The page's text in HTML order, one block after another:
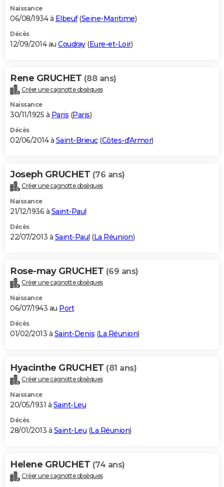
Naissance
06/08/1934 à Elbeuf(Seine-Maritime)
Décès
12/09/2014 au Coudray(Eure-et-Loir)
Rene GRUCHET (88 ans)
Créer une cagnotte obsèques
Naissance
30/11/1925 à Paris (Paris)
Décès
02/06/2014 à Saint-Brieuc(Côtes-d'Armor)
Joseph GRUCHET (76 ans)
Créer une cagnotte obsèques
Naissance
21/12/1936 à Saint-Paul
Décès
22/07/2013 à Saint-Paul (La Réunion)
Rose-may GRUCHET (69 ans)
Créer une cagnotte obsèques
Naissance
06/07/1943 au Port
Décès
01/02/2013 à Saint-Denis (La Réunion)
Hyacinthe GRUCHET (81 ans)
Créer une cagnotte obsèques
Naissance
20/05/1931 à Saint-Leu
Décès
28/01/2013 à Saint-Leu (La Réunion)
Helene GRUCHET (74 ans)
Créer une cagnotte obsèques